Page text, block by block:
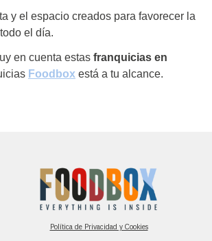
y el espacio creados para favorecer la
el día.
en cuenta estas franquicias en
Foodbox está a tu alcance.
Política de Privacidad y Cookies